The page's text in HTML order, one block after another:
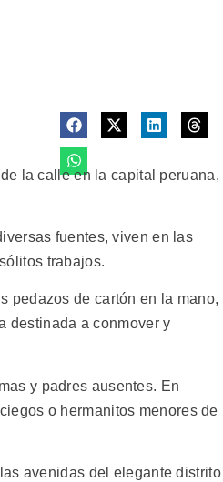
la calle en la capital peruana,
fuentes, viven en las
trabajos.
pedazos de cartón en la mano,
destinada a conmover y
y padres ausentes. En
o hermanitos menores de
avenidas del elegante distrito